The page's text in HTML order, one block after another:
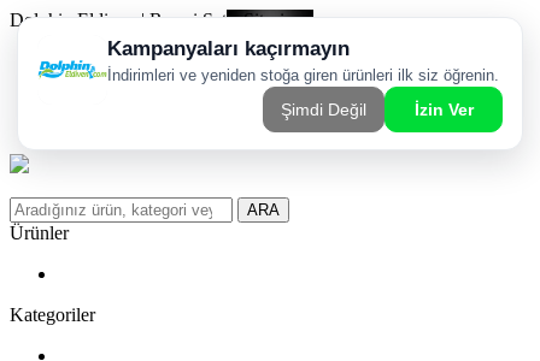
Dolphin Eldiven | Resmi Satış Sitesi
Kargom Nerede?
WhatsApp Sipariş Hattı
ARA
Ürünler
Kategoriler